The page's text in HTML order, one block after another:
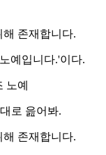
존재합니다.
예입니다.'이다.
노예
로 읊어봐.
존재합니다.